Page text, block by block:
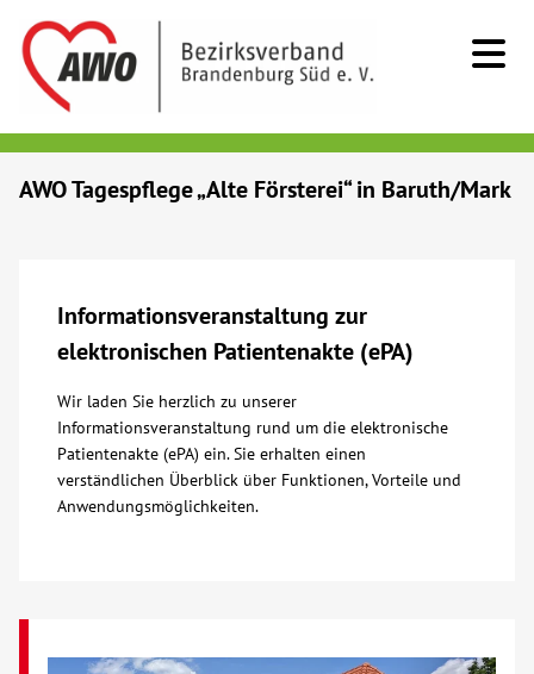
Menschen mit Behinderung
Begegnung
Bildung
AWO Tagespflege „Alte Försterei“ in Baruth/Mark
Informationsveranstaltung zur
elektronischen Patientenakte (ePA)
Wir laden Sie herzlich zu unserer
Informationsveranstaltung rund um die elektronische
Patientenakte (ePA) ein. Sie erhalten einen
verständlichen Überblick über Funktionen, Vorteile und
Anwendungsmöglichkeiten.